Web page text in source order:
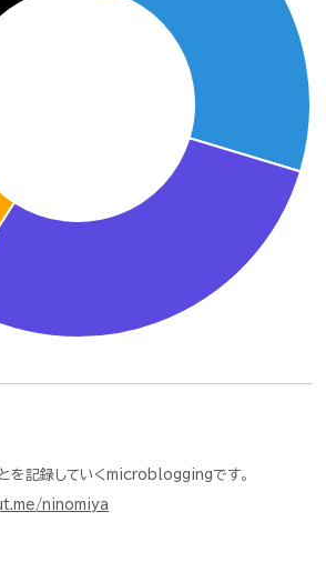
を記録していくmicrobloggingです。
ninomiya